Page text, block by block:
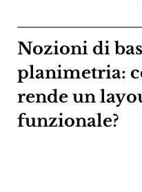
Nozioni di
planimetria:
rende un
funzionale?